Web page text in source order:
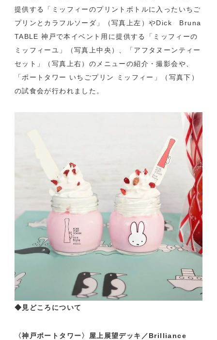
提供する「ミッフィーのプリントボトルに入ったいちご
プリンとカラフルソーダ」（写真上左）やDick Bruna
TABLE 神戸で本イベント用に提供する「ミッフィーの
ミッフィーユ」（写真上中央）、「アフタヌーンティー
セット」（写真上右）のメニューの紹介・撮影会や、
「ポートタワー いちごプリン ミッフィー」（写真下）
の試食会が行われました。
◆見どころについて
〈神戸ポートタワー〉屋上展望デッキ／Brilliance